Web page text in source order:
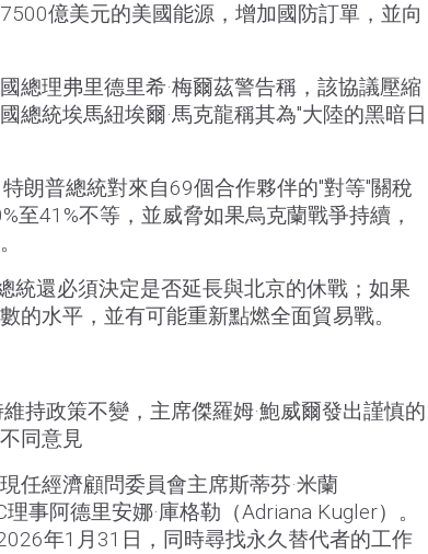
億美元的美國能源，增加國防訂單，並向
總理弗里德里希·梅爾茲警告稱，該協議壓縮
總統埃馬紐埃爾·馬克龍稱其為"大陸的黑暗日
朗普總統對來自69個合作夥伴的"對等"關稅
至41%不等，並威脅如果烏克蘭戰爭持續，
統還必須決定是否延長與北京的休戰；如果
的水平，並有可能重新點燃全面貿易戰。
持政策不變，主席傑羅姆·鮑威爾發出謹慎的
同意見
任經濟顧問委員會主席斯蒂芬·米蘭
事阿德里安娜·庫格勒（Adriana Kugler）。
年1月31日，同時尋找永久替代者的工作